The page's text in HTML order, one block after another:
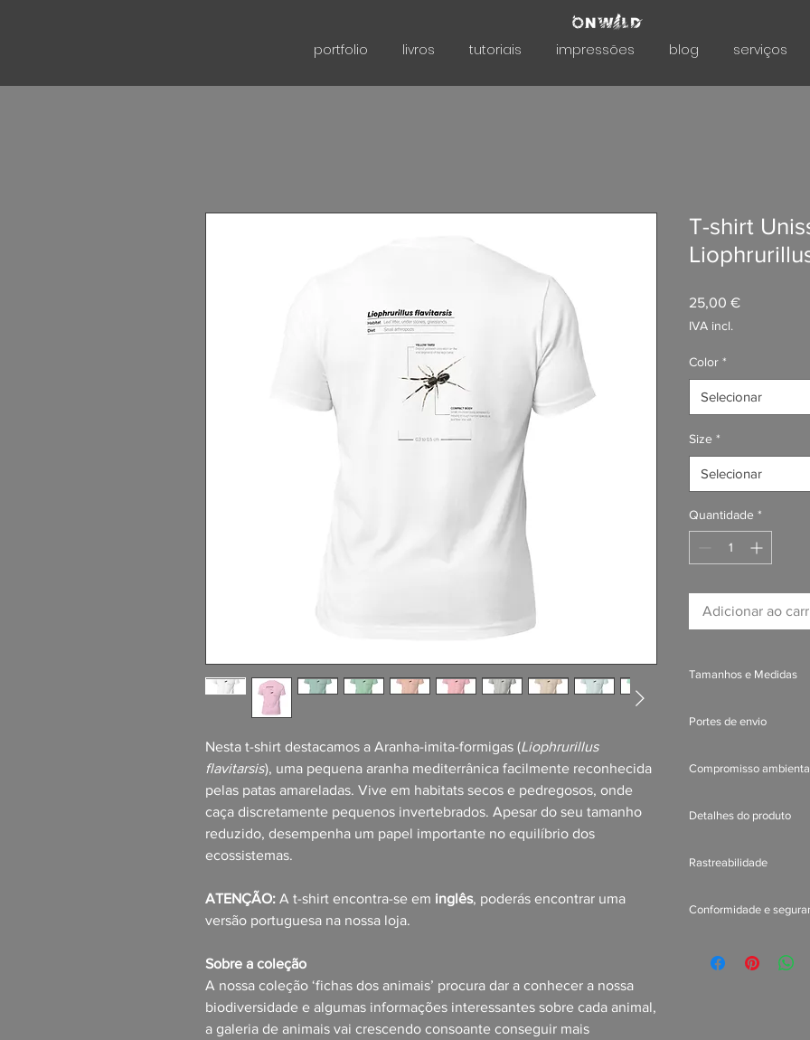
portfolio livros tutoriais impressões blog serviços
Nesta t-shirt destacamos a Aranha-imita-formigas (Liophrurillus
flavitarsis), uma pequena aranha mediterrânica facilmente reconhecida
pelas patas amareladas. Vive em habitats secos e pedregosos, onde
caça discretamente pequenos invertebrados. Apesar do seu tamanho
reduzido, desempenha um papel importante no equilíbrio dos
ecossistemas.
ATENÇÃO: A t-shirt encontra-se em inglês, poderás encontrar uma
versão portuguesa na nossa loja.
Sobre a coleção
A nossa coleção ‘fichas dos animais’ procura dar a conhecer a nossa
biodiversidade e algumas informações interessantes sobre cada animal,
a galeria de animais vai crescendo consoante conseguir mais
T-shirt
25,00 €Preço
IVA incl.
Color *
Selecionar
Size *
Selecionar
Quantidade *
Adicionar ao
Tamanhos e Medidas
(link).
Portes de envio
encomendas e portes
Compromisso
Cada peça é feita
mais a ser entregue,
nenhuma peça é
Detalhes do produto
Tecido pré-
Gravação ombro a
Rastreabilidade
Tingimento - El
Contém 0% de
Contém 0% de
Conformidade e
Garantia UE: 2